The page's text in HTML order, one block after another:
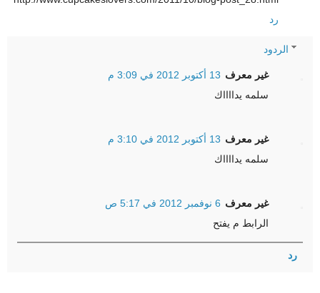
رد
الردود
غير معرف 13 أكتوبر 2012 في 3:09 م
سلمه يدااااك
غير معرف 13 أكتوبر 2012 في 3:10 م
سلمه يدااااك
غير معرف 6 نوفمبر 2012 في 5:17 ص
الرابط م يفتح
رد